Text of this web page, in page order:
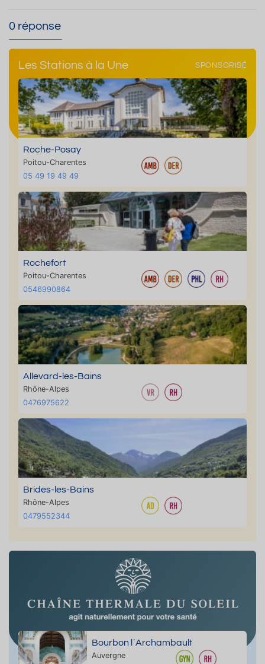
0 réponse
Les Stations à la Une SPONSORISÉ
Roche-Posay
Poitou-Charentes
05 49 19 49 49
Rochefort
Poitou-Charentes
0546990864
Allevard-les-Bains
Rhône-Alpes
0476975622
Brides-les-Bains
Rhône-Alpes
0479552344
Bourbon l`Archambault
Auvergne